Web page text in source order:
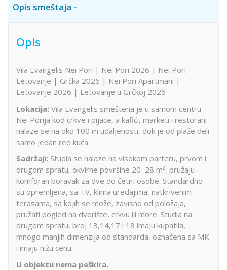
Opis smeštaja
Opis
Vila Evangelis Nei Pori | Nei Pori 2026 | Nei Pori
Letovanje | Grčka 2026 | Nei Pori Apartmani |
Letovanje 2026 | Letovanje u Grčkoj 2026
Lokacija: Vila Evangelis smeštena je u samom centru
Nei Porija kod crkve i pijace, a kafići, marketi i restorani
nalaze se na oko 100 m udaljenosti, dok je od plaže deli
samo jedan red kuća.
Sadržaji: Studia se nalaze na visokom parteru, prvom i
drugom spratu, okvirne površine 20–28 m², pružaju
komforan boravak za dve do četiri osobe. Standardno
su opremljena, sa TV, klima uređajima, natkrivenim
terasama, sa kojih se može, zavisno od položaja,
pružati pogled na dvorište, crkvu ili more. Studia na
drugom spratu, broj 13,14,17 i 18 imaju kupatila,
mnogo manjih dimenzija od standarda, označena sa MK
i imaju nižu cenu.
U objektu nema peškira.